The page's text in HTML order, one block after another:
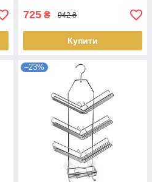
725 ₴ 942 ₴
Купити
–23%